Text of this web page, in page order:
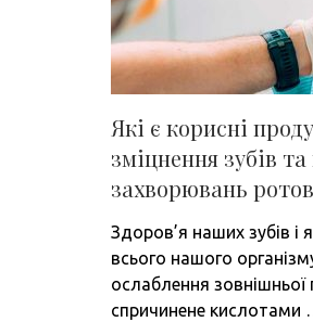
Які є корисні
зміцнення зубів
захворювань
Здоров’я наших зубів і
всього нашого
ослаблення зовнішньої
спричинене кислотами